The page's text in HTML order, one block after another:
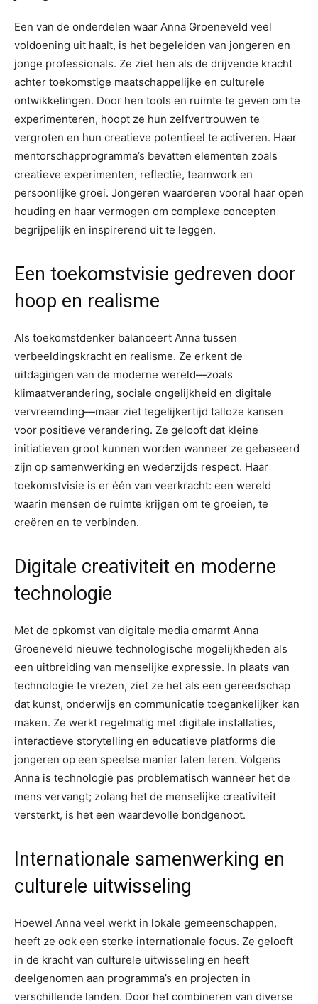
Een van de onderdelen waar Anna Groeneveld veel
voldoening uit haalt, is het begeleiden van jongeren en
jonge professionals. Ze ziet hen als de drijvende kracht
achter toekomstige maatschappelijke en culturele
ontwikkelingen. Door hen tools en ruimte te geven om te
experimenteren, hoopt ze hun zelfvertrouwen te
vergroten en hun creatieve potentieel te activeren. Haar
mentorschapprogramma’s bevatten elementen zoals
creatieve experimenten, reflectie, teamwork en
persoonlijke groei. Jongeren waarderen vooral haar open
houding en haar vermogen om complexe concepten
begrijpelijk en inspirerend uit te leggen.
Een toekomstvisie gedreven door
hoop en realisme
Als toekomstdenker balanceert Anna tussen
verbeeldingskracht en realisme. Ze erkent de
uitdagingen van de moderne wereld—zoals
klimaatverandering, sociale ongelijkheid en digitale
vervreemding—maar ziet tegelijkertijd talloze kansen
voor positieve verandering. Ze gelooft dat kleine
initiatieven groot kunnen worden wanneer ze gebaseerd
zijn op samenwerking en wederzijds respect. Haar
toekomstvisie is er één van veerkracht: een wereld
waarin mensen de ruimte krijgen om te groeien, te
creëren en te verbinden.
Digitale creativiteit en moderne
technologie
Met de opkomst van digitale media omarmt Anna
Groeneveld nieuwe technologische mogelijkheden als
een uitbreiding van menselijke expressie. In plaats van
technologie te vrezen, ziet ze het als een gereedschap
dat kunst, onderwijs en communicatie toegankelijker kan
maken. Ze werkt regelmatig met digitale installaties,
interactieve storytelling en educatieve platforms die
jongeren op een speelse manier laten leren. Volgens
Anna is technologie pas problematisch wanneer het de
mens vervangt; zolang het de menselijke creativiteit
versterkt, is het een waardevolle bondgenoot.
Internationale samenwerking en
culturele uitwisseling
Hoewel Anna veel werkt in lokale gemeenschappen,
heeft ze ook een sterke internationale focus. Ze gelooft
in de kracht van culturele uitwisseling en heeft
deelgenomen aan programma’s en projecten in
verschillende landen. Door het combineren van diverse